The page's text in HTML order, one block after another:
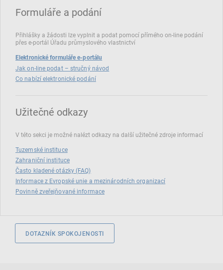
Formuláře a podání
Přihlášky a žádosti lze vyplnit a podat pomocí přímého on‑line podání
přes e‑portál Úřadu průmyslového vlastnictví
Elektronické formuláře e-portálu
Jak on-line podat – stručný návod
Co nabízí elektronické podání
Užitečné odkazy
V této sekci je možné nalézt odkazy na další užitečné zdroje informací
Tuzemské instituce
Zahraniční instituce
Často kladené otázky (FAQ)
Informace z Evropské unie a mezinárodních organizací
Povinně zveřejňované informace
DOTAZNÍK SPOKOJENOSTI